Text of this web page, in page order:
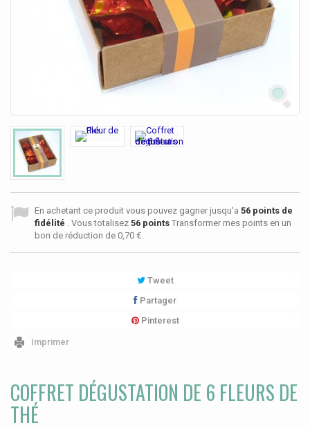
En achetant ce produit vous pouvez gagner jusqu'a 56 points de
fidélité . Vous totalisez 56 points Transformer mes points en un
bon de réduction de 0,70 €.
Tweet
Partager
Pinterest
Imprimer
COFFRET DÉGUSTATION DE 6 FLEURS DE
THÉ